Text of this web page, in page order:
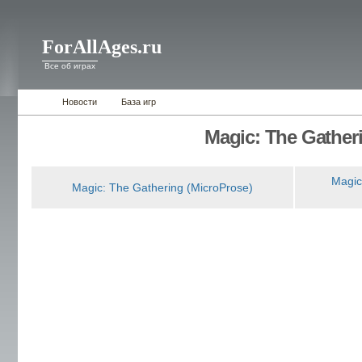
ForAllAges.ru
Все об играх
Новости База игр
Magic: The
Magic: The Gathering (MicroProse)